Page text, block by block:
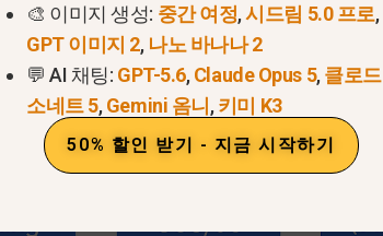
🎨 이미지 생성: 중간 여정,시드림 5.0 프로,
GPT 이미지 2, 나노 바나나 2
💬 AI 채팅: GPT-5.6,Claude Opus 5,클로드
소네트 5,Gemini 옴니,키미 K3
50% 할인 받기 - 지금 시작하기